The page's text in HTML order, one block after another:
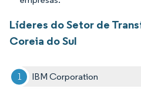
Líderes do Setor de
Coreia do Sul
IBM Corporation